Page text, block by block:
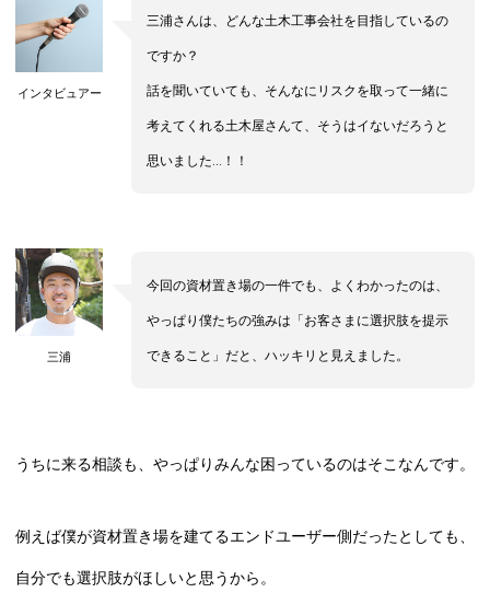
インタビュアー
三浦さんは、どんな土木工事会社を目指しているの
ですか？
話を聞いていても、そんなにリスクを取って一緒に
考えてくれる土木屋さんて、そうはイないだろうと
思いました…！！
三浦
今回の資材置き場の一件でも、よくわかったのは、
やっぱり僕たちの強みは「お客さまに選択肢を提示
できること」だと、ハッキリと見えました。
うちに来る相談も、やっぱりみんな困っているのはそこなんです。
例えば僕が資材置き場を建てるエンドユーザー側だったとしても、
自分でも選択肢がほしいと思うから。